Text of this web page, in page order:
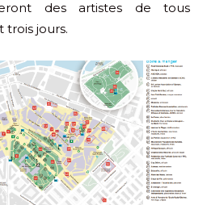
des artistes de tous
trois jours.